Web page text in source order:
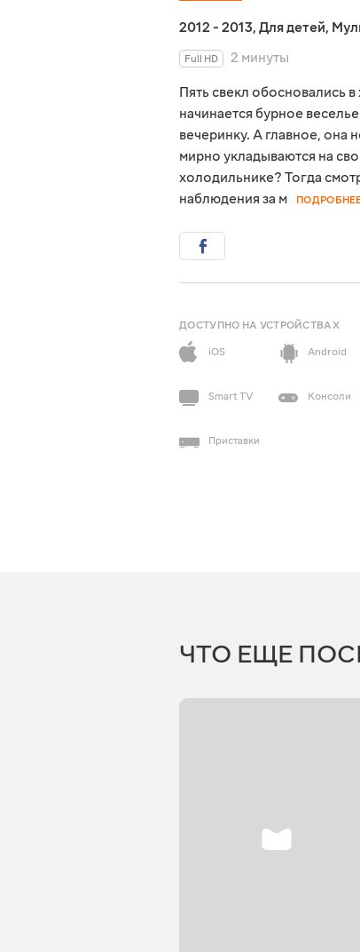
2012 - 2013, Для детей,
Full HD
2 минуты
Пять свекл обосновались
начинается бурное
вечеринку. А главное, она
мирно укладываются на
холодильнике? Тогда
наблюдения за м
ДОСТУПНО НА УСТРОЙСТВАХ
iOS
Android
Smart TV Консоли
Приставки
ЧТО ЕЩЕ